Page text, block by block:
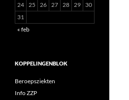
24
25 26 27 28 29
30
31
« feb
KOPPELINGENBLOK
Beroepsziekten
Info ZZP